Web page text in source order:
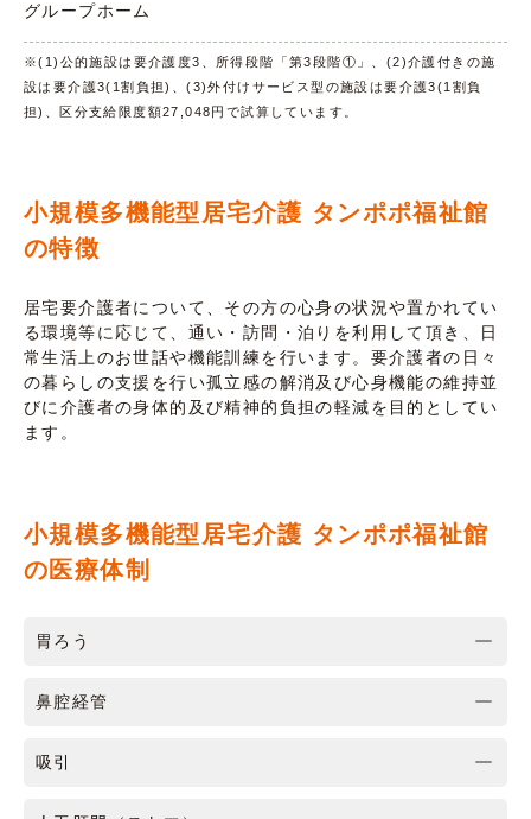
グループホーム
※(1)公的施設は要介護度3、所得段階「第3段階①」、(2)介護付きの施
設は要介護3(1割負担)、(3)外付けサービス型の施設は要介護3(1割負
担)、区分支給限度額27,048円で試算しています。
小規模多機能型居宅介護 タンポポ福祉館
の特徴
居宅要介護者について、その方の心身の状況や置かれてい
る環境等に応じて、通い・訪問・泊りを利用して頂き、日
常生活上のお世話や機能訓練を行います。要介護者の日々
の暮らしの支援を行い孤立感の解消及び心身機能の維持並
びに介護者の身体的及び精神的負担の軽減を目的としてい
ます。
小規模多機能型居宅介護 タンポポ福祉館
の医療体制
胃ろう
鼻腔経管
吸引